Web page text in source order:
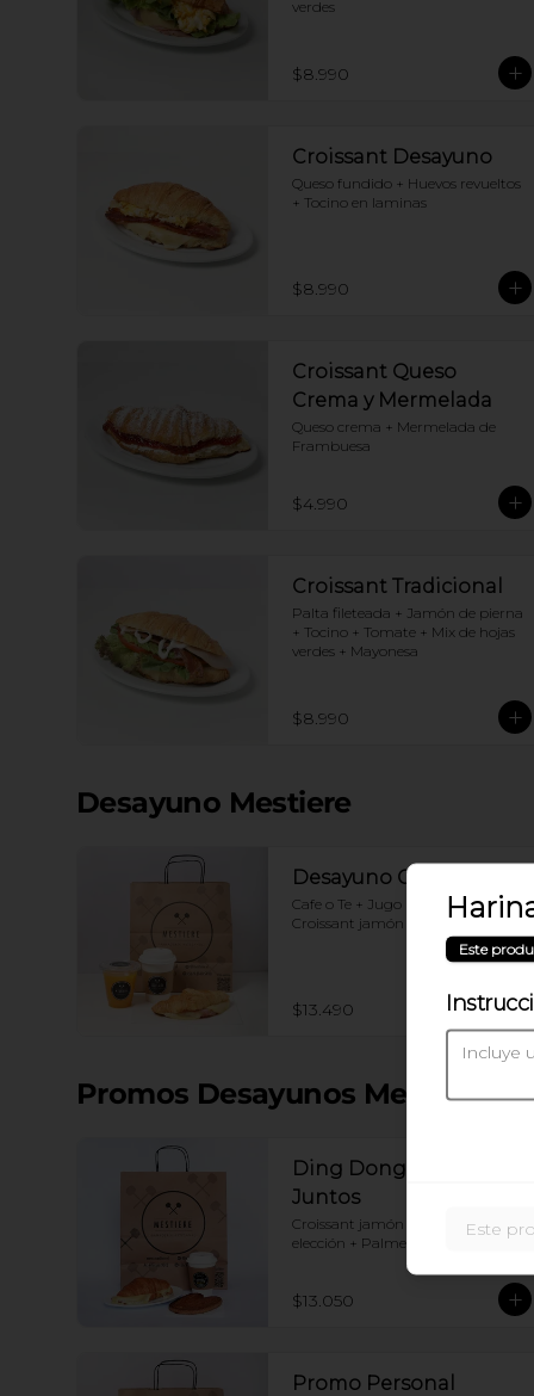
verdes
$8.990
Croissant Desayuno
Queso fundido + Huevos revueltos
+ Tocino en laminas
$8.990
Croissant Queso
Crema y Mermelada
Queso crema + Mermelada de
Frambuesa
$4.990
Croissant Tradicional
Palta fileteada + Jamón de pierna
+ Tocino + Tomate + Mix de hojas
verdes + Mayonesa
$8.990
Desayuno Mestiere
Desayuno Clásico
Cafe o Te + Jugo naranja +
Croissant jamón y queso
$13.490
Promos Desayunos Mestiere
Ding Dong: Mejor
Juntos
Croissant jamón queso+ Café a
elección + Palmerita
$13.050
Promo Personal
Este
Este